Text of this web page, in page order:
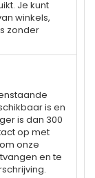
Je kunt
winkels,
zonder
is en
is dan 300
op met
onze
en te